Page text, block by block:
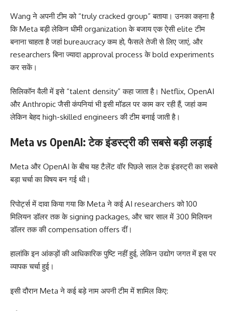
Wang ने अपनी टीम को “truly cracked group” बताया। उनका कहना है
कि Meta बड़ी लेकिन धीमी organization के बजाय एक ऐसी elite टीम
बनाना चाहता है जहां bureaucracy कम हो, फैसले तेजी से लिए जाएं, और
researchers बिना ज्यादा approval process के bold experiments
कर सकें।
सिलिकॉन वैली में इसे “talent density” कहा जाता है। Netflix, OpenAI
और Anthropic जैसी कंपनियां भी इसी मॉडल पर काम कर रही हैं, जहां कम
लेकिन बेहद high-skilled engineers की टीम बनाई जाती है।
Meta vs OpenAI: टेक इंडस्ट्री की सबसे बड़ी लड़ाई
Meta और OpenAI के बीच यह टैलेंट वॉर पिछले साल टेक इंडस्ट्री का सबसे
बड़ा चर्चा का विषय बन गई थी।
रिपोर्ट्स में दावा किया गया कि Meta ने कई AI researchers को 100
मिलियन डॉलर तक के signing packages, और चार साल में 300 मिलियन
डॉलर तक की compensation offers दीं।
हालांकि इन आंकड़ों की आधिकारिक पुष्टि नहीं हुई, लेकिन उद्योग जगत में इस पर
व्यापक चर्चा हुई।
इसी दौरान Meta ने कई बड़े नाम अपनी टीम में शामिल किए: